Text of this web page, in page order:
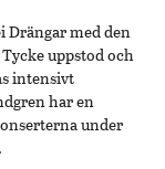
Drängar med den
uppstod och
intensivt
har en
under